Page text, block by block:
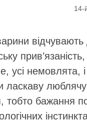
14-
усі немовлята,
ласкаву
тобто бажання